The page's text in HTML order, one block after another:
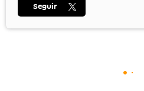
Seguir